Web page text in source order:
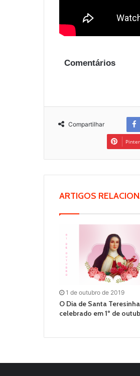
Comentários
Compartilhar
ARTIGOS
1 de outubro de 2019
O Dia de Santa
celebrado em 1º de